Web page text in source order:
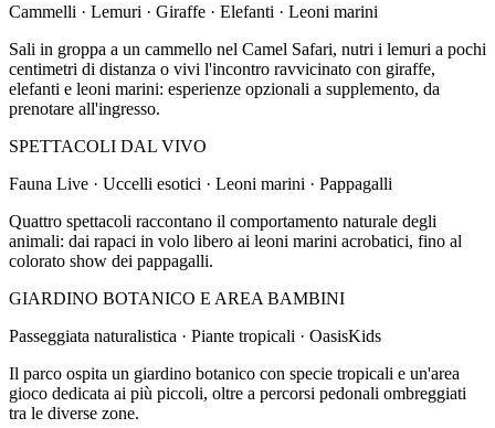
Cammelli · Lemuri · Giraffe · Elefanti · Leoni marini
Sali in groppa a un cammello nel Camel Safari, nutri i lemuri a pochi
centimetri di distanza o vivi l'incontro ravvicinato con giraffe,
elefanti e leoni marini: esperienze opzionali a supplemento, da
prenotare all'ingresso.
SPETTACOLI DAL VIVO
Fauna Live · Uccelli esotici · Leoni marini · Pappagalli
Quattro spettacoli raccontano il comportamento naturale degli
animali: dai rapaci in volo libero ai leoni marini acrobatici, fino al
colorato show dei pappagalli.
GIARDINO BOTANICO E AREA BAMBINI
Passeggiata naturalistica · Piante tropicali · OasisKids
Il parco ospita un giardino botanico con specie tropicali e un'area
gioco dedicata ai più piccoli, oltre a percorsi pedonali ombreggiati
tra le diverse zone.